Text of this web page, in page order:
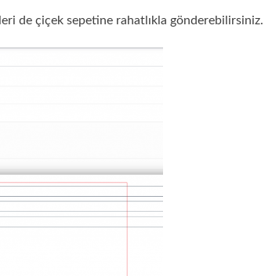
de çiçek sepetine rahatlıkla gönderebilirsiniz.